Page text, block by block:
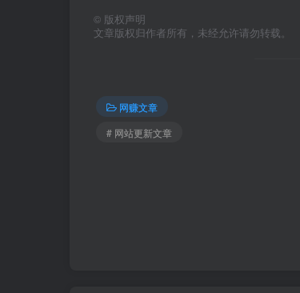
© 版权声明
文章版权归作者所有，未经允许请勿转载。
网赚文章
# 网站更新文章